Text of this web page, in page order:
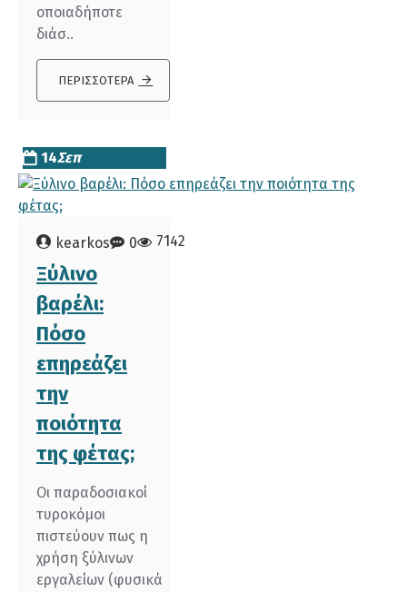
οποιαδήποτε
διάσ..
ΠΕΡΙΣΣΌΤΕΡΑ
14Σεπ
kearkos 0 7142
Ξύλινο
βαρέλι:
Πόσο
επηρεάζει
την
ποιότητα
της φέτας;
Οι παραδοσιακοί
τυροκόμοι
πιστεύουν πως η
χρήση ξύλινων
εργαλείων (φυσικά